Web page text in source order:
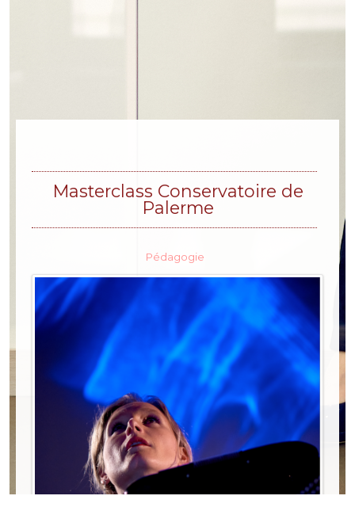
Masterclass Conservatoire de
Palerme
Pédagogie